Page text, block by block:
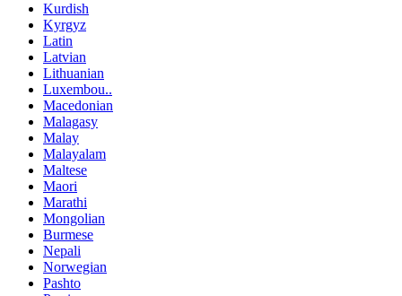
Kurdish
Kyrgyz
Latin
Latvian
Lithuanian
Luxembou..
Macedonian
Malagasy
Malay
Malayalam
Maltese
Maori
Marathi
Mongolian
Burmese
Nepali
Norwegian
Pashto